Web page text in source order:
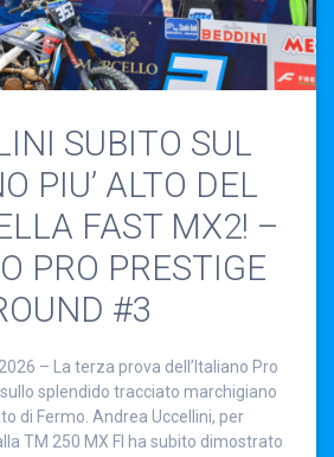
SUBITO SUL
PIU’ ALTO DEL
FAST MX2! –
PRO PRESTIGE
#3
– La terza prova dell’Italiano Pro
splendido tracciato marchigiano
di Fermo. Andrea Uccellini, per
TM 250 MX FI ha subito dimostrato